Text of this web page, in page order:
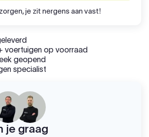
je zit nergens aan vast!
voertuigen op voorraad
geopend
specialist
je graag